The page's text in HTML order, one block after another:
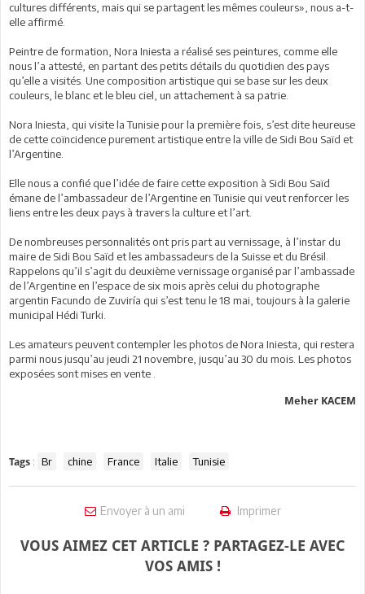
cultures différents, mais qui se partagent les mêmes couleurs», nous a-t-
elle affirmé.
Peintre de formation, Nora Iniesta a réalisé ses peintures, comme elle
nous l’a attesté, en partant des petits détails du quotidien des pays
qu’elle a visités. Une composition artistique qui se base sur les deux
couleurs, le blanc et le bleu ciel, un attachement à sa patrie.
Nora Iniesta, qui visite la Tunisie pour la première fois, s’est dite heureuse
de cette coïncidence purement artistique entre la ville de Sidi Bou Saïd et
l’Argentine.
Elle nous a confié que l’idée de faire cette exposition à Sidi Bou Saïd
émane de l’ambassadeur de l’Argentine en Tunisie qui veut renforcer les
liens entre les deux pays à travers la culture et l’art.
De nombreuses personnalités ont pris part au vernissage, à l’instar du
maire de Sidi Bou Saïd et les ambassadeurs de la Suisse et du Brésil.
Rappelons qu’il s’agit du deuxième vernissage organisé par l’ambassade
de l’Argentine en l’espace de six mois après celui du photographe
argentin Facundo de Zuviría qui s’est tenu le 18 mai, toujours à la galerie
municipal Hédi Turki.
Les amateurs peuvent contempler les photos de Nora Iniesta, qui restera
parmi nous jusqu’au jeudi 21 novembre, jusqu’au 30 du mois. Les photos
exposées sont mises en vente .
Meher KACEM
Tags : Br chine France Italie Tunisie
Envoyer à un ami Imprimer
VOUS AIMEZ CET ARTICLE ? PARTAGEZ-LE AVEC
VOS AMIS !